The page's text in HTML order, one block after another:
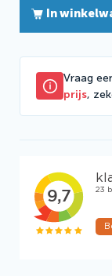
In
Vraag
prijs,